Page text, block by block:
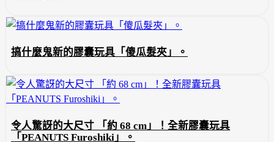
搞什麼鬼新的膠囊玩具「傻瓜髮夾」。
令人驚訝的大尺寸 「約 68 cm」！全新膠囊玩具
「PEANUTS Furoshiki」。